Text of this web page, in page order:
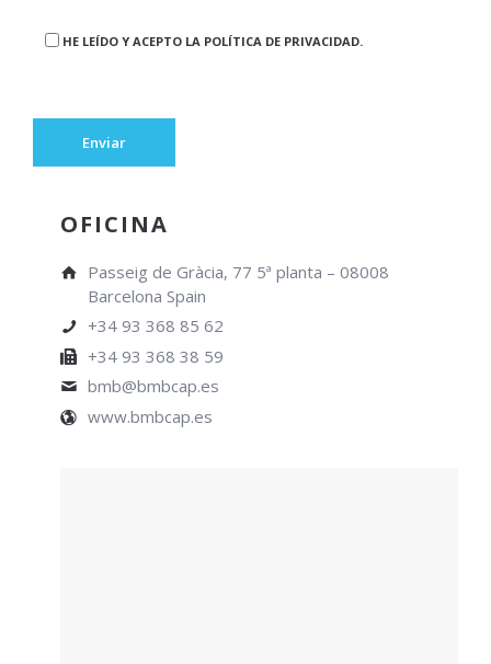
HE LEÍDO Y ACEPTO LA POLÍTICA DE PRIVACIDAD.
OFICINA
Passeig de Gràcia, 77 5ª planta – 08008
Barcelona Spain
+34 93 368 85 62
+34 93 368 38 59
bmb@bmbcap.es
www.bmbcap.es